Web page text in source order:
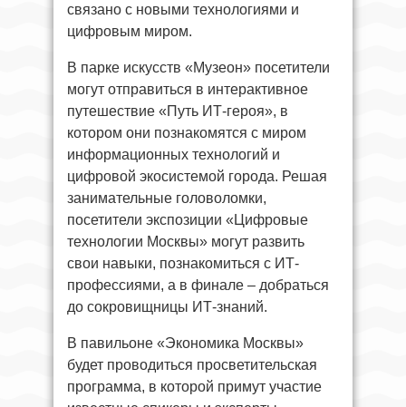
связано с новыми технологиями и
цифровым миром.
В парке искусств «Музеон» посетители
могут отправиться в интерактивное
путешествие «Путь ИТ-героя», в
котором они познакомятся с миром
информационных технологий и
цифровой экосистемой города. Решая
занимательные головоломки,
посетители экспозиции «Цифровые
технологии Москвы» могут развить
свои навыки, познакомиться с ИТ-
профессиями, а в финале – добраться
до сокровищницы ИТ-знаний.
В павильоне «Экономика Москвы»
будет проводиться просветительская
программа, в которой примут участие